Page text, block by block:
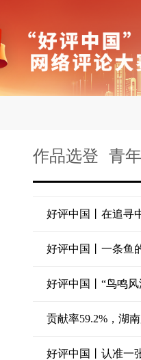
作品选登 青
好评中国丨在追寻
好评中国丨一条鱼
好评中国丨“鸟鸣
贡献率59.2%，湖
好评中国丨认准一